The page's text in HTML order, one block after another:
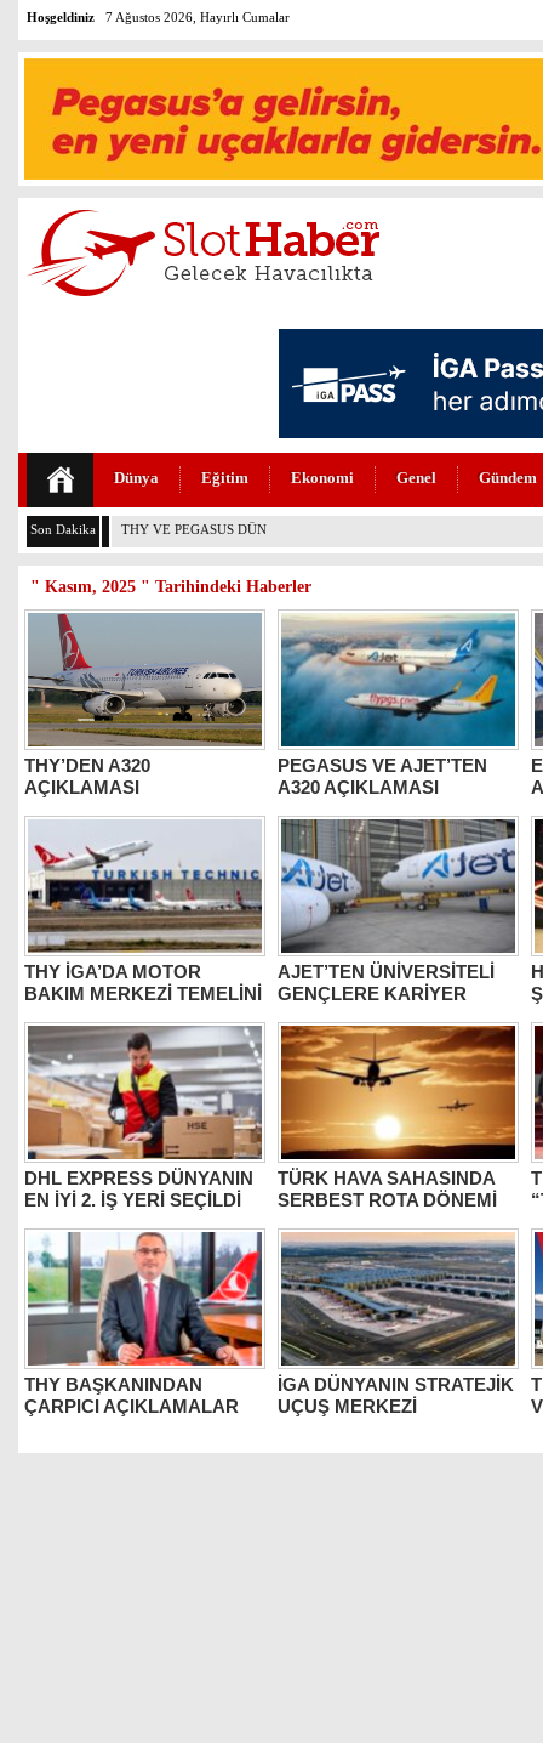
Hoşgeldiniz 7 Ağustos 2026, Hayırlı Cumalar
Dünya Eğitim Ekonomi Genel Gündem
Son Dakika THY VE PEGASUS DÜNYANIN EN DEĞERLİLERİ ARASINDA
" Kasım, 2025 " Tarihindeki Haberler
THY’DEN A320
AÇIKLAMASI
PEGASUS VE AJET’TEN
A320 AÇIKLAMASI
THY İGA’DA MOTOR
BAKIM MERKEZİ TEMELİNİ
AJET’TEN ÜNİVERSİTELİ
GENÇLERE KARİYER
DHL EXPRESS DÜNYANIN
EN İYİ 2. İŞ YERİ SEÇİLDİ
TÜRK HAVA SAHASINDA
SERBEST ROTA DÖNEMİ
THY BAŞKANINDAN
ÇARPICI AÇIKLAMALAR
İGA DÜNYANIN STRATEJİK
UÇUŞ MERKEZİ